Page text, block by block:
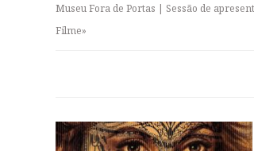
Museu Fora de Portas | Sessão de
Filme»